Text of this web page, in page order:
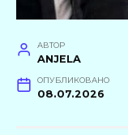
АВТОР
ANJELA
ОПУБЛИКОВАНО
08.07.2026